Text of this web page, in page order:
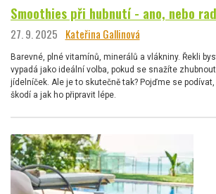
Smoothies při hubnutí - ano, nebo
27. 9. 2025 Kateřina Gallinová
Barevné, plné vitamínů, minerálů a vlákniny. Řekli
vypadá jako ideální volba, pokud se snažíte
jídelníček. Ale je to skutečně tak? Pojďme se
škodí a jak ho připravit lépe.